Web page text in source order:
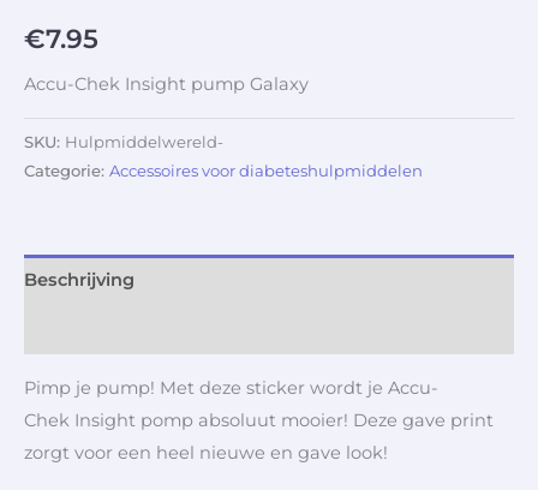
€7.95
Accu-Chek Insight pump Galaxy
SKU: Hulpmiddelwereld-
Categorie: Accessoires voor diabeteshulpmiddelen
Beschrijving
Pimp je pump! Met deze sticker wordt je Accu-
Chek Insight pomp absoluut mooier! Deze gave print
zorgt voor een heel nieuwe en gave look!